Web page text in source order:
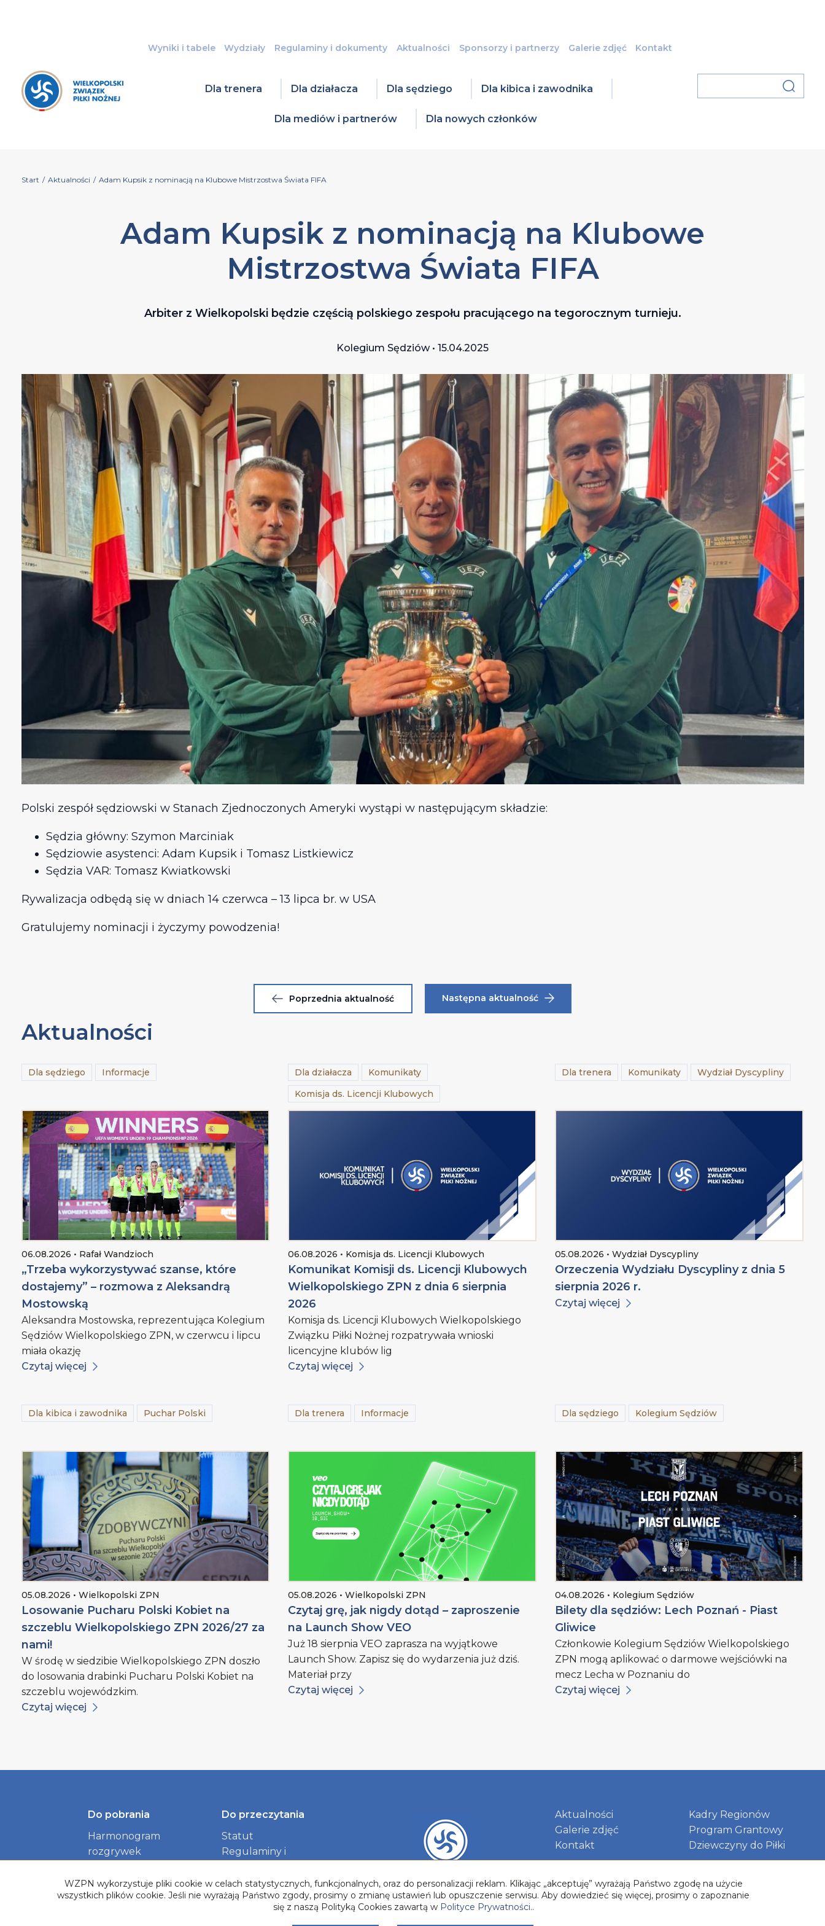
Wyniki i tabele Wydziały Regulaminy i dokumenty Aktualności Sponsorzy i partnerzy Galerie zdjęć Kontakt
Dla trenera Dla działacza Dla sędziego Dla kibica i zawodnika
Dla mediów i partnerów Dla nowych członków
Start / Aktualności / Adam Kupsik z nominacją na Klubowe Mistrzostwa Świata FIFA
Adam Kupsik z nominacją na Klubowe
Mistrzostwa Świata FIFA
Arbiter z Wielkopolski będzie częścią polskiego zespołu pracującego na tegorocznym turnieju.
Kolegium Sędziów • 15.04.2025
Polski zespół sędziowski w Stanach Zjednoczonych Ameryki wystąpi w następującym składzie:
Sędzia główny: Szymon Marciniak
Sędziowie asystenci: Adam Kupsik i Tomasz Listkiewicz
Sędzia VAR: Tomasz Kwiatkowski
Rywalizacja odbędą się w dniach 14 czerwca – 13 lipca br. w USA
Gratulujemy nominacji i życzymy powodzenia!
Poprzednia aktualność Następna aktualność
Aktualności
Dla sędziego Informacje
06.08.2026 • Rafał Wandzioch
„Trzeba wykorzystywać szanse, które
dostajemy” – rozmowa z Aleksandrą
Mostowską
Aleksandra Mostowska, reprezentująca Kolegium
Sędziów Wielkopolskiego ZPN, w czerwcu i lipcu
miała okazję
Czytaj więcej
Dla działacza
Komunikaty
Komisja ds. Licencji Klubowych
06.08.2026 • Komisja ds. Licencji Klubowych
Komunikat Komisji ds. Licencji Klubowych
Wielkopolskiego ZPN z dnia 6 sierpnia
2026
Komisja ds. Licencji Klubowych Wielkopolskiego
Związku Piłki Nożnej rozpatrywała wnioski
licencyjne klubów lig
Czytaj więcej
Dla trenera Komunikaty Wydział Dyscypliny
05.08.2026 • Wydział Dyscypliny
Orzeczenia Wydziału Dyscypliny z dnia 5
sierpnia 2026 r.
Czytaj więcej
Dla kibica i zawodnika Puchar Polski
05.08.2026 • Wielkopolski ZPN
Losowanie Pucharu Polski Kobiet na
szczeblu Wielkopolskiego ZPN 2026/27 za
nami!
W środę w siedzibie Wielkopolskiego ZPN doszło
do losowania drabinki Pucharu Polski Kobiet na
szczeblu wojewódzkim.
Czytaj więcej
Dla trenera Informacje
05.08.2026 • Wielkopolski ZPN
Czytaj grę, jak nigdy dotąd – zaproszenie
na Launch Show VEO
Już 18 sierpnia VEO zaprasza na wyjątkowe
Launch Show. Zapisz się do wydarzenia już dziś.
Materiał przy
Czytaj więcej
Dla sędziego Kolegium Sędziów
04.08.2026 • Kolegium Sędziów
Bilety dla sędziów: Lech Poznań - Piast
Gliwice
Członkowie Kolegium Sędziów Wielkopolskiego
ZPN mogą aplikować o darmowe wejściówki na
mecz Lecha w Poznaniu do
Czytaj więcej
Do pobrania
Harmonogram
rozgrywek
Związku
Logotypy Rozgrywek
Do przeczytania
Statut
Regulaminy i
Aktualności
Galerie zdjęć
Kontakt
Kadry Regionów
Program Grantowy
Dziewczyny do Piłki
WZPN wykorzystuje pliki cookie w celach statystycznych, funkcjonalnych, oraz do personalizacji reklam. Klikając „akceptuję” wyrażają Państwo zgodę na użycie
wszystkich plików cookie. Jeśli nie wyrażają Państwo zgody, prosimy o zmianę ustawień lub opuszczenie serwisu. Aby dowiedzieć się więcej, prosimy o zapoznanie
się z naszą Polityką Cookies zawartą w Polityce Prywatności..